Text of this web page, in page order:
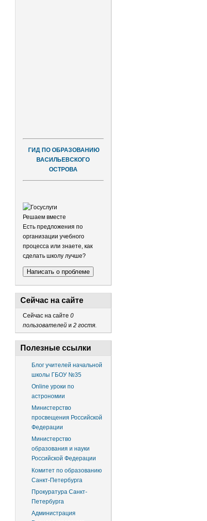
ГИД ПО ОБРАЗОВАНИЮ
ВАСИЛЬЕВСКОГО
ОСТРОВА
Решаем вместе
Есть предложения по
организации учебного
процесса или знаете, как
сделать школу лучше?
Написать о проблеме
Сейчас на сайте
Сейчас на сайте 0
пользователейи 2 гостя.
Полезные ссылки
Блог учителей начальной
школы ГБОУ №35
Online уроки по
астрономии
Министерство
просвещения Российской
Федерации
Министерство
образования и науки
Российской Федерации
Комитет по образованию
Санкт-Петербурга
Прокуратура Санкт-
Петербурга
Администрация